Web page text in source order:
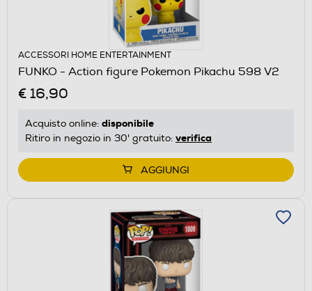
ACCESSORI HOME ENTERTAINMENT
FUNKO - Action figure Pokemon Pikachu 598 V2
€ 16,90
Acquisto online: disponibile
Ritiro in negozio in 30' gratuito: verifica
AGGIUNGI